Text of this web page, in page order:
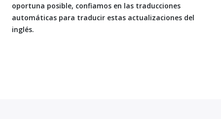
oportuna posible, confiamos en las traducciones
automáticas para traducir estas actualizaciones del
inglés.